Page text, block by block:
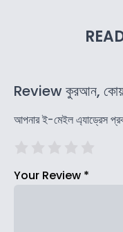
Review কুরআন,
আপনার ই-মেইল এ্যাড্রেস
Your Review *